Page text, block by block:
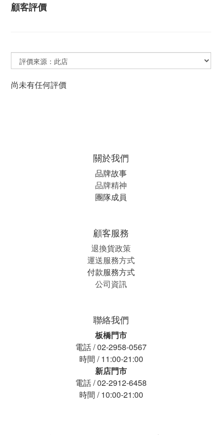
顧客評價
尚未有任何評價
關於我們
品牌故事
品牌精神
團隊成員
顧客服務
退換貨政策
運送服務方式
付款服務方式
公司資訊
聯絡我們
板橋門市
電話 / 02-2958-0567
時間 / 11:00-21:00
新店門市
電話 / 02-2912-6458
時間 / 10:00-21:00